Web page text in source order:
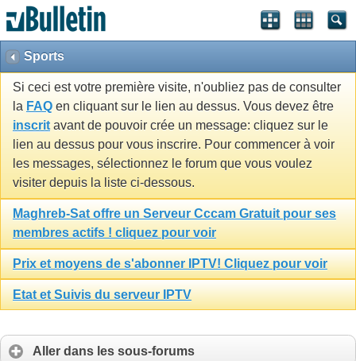
Sports
Si ceci est votre première visite, n'oubliez pas de consulter
la FAQ en cliquant sur le lien au dessus. Vous devez être
inscrit avant de pouvoir crée un message: cliquez sur le
lien au dessus pour vous inscrire. Pour commencer à voir
les messages, sélectionnez le forum que vous voulez
visiter depuis la liste ci-dessous.
Maghreb-Sat offre un Serveur Cccam Gratuit pour ses
membres actifs ! cliquez pour voir
Prix et moyens de s'abonner IPTV! Cliquez pour voir
Etat et Suivis du serveur IPTV
Aller dans les sous-forums